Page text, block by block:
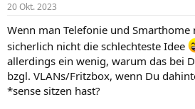
e
:
20 Okt. 2023
Wenn man Telefonie und Smarthome
sicherlich nicht die schlechteste Idee
allerdings ein wenig, warum das bei
bzgl. VLANs/Fritzbox, wenn Du
*sense sitzen hast?